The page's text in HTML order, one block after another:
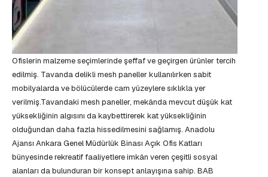
Ofislerin malzeme seçimlerinde şeffaf ve geçirgen ürünler tercih
edilmiş. Tavanda delikli mesh paneller kullanılırken sabit
mobilyalarda ve bölücülerde cam yüzeylere sıklıkla yer
verilmiş.Tavandaki mesh paneller, mekânda mevcut düşük kat
yüksekliğinin algısını da kaybettirerek kat yüksekliğinin
olduğundan daha fazla hissedilmesini sağlamış. Anadolu
Ajansı Ankara Genel Müdürlük Binası Açık Ofis Katları
bünyesinde rekreatif faaliyetlere imkân veren çeşitli sosyal
alanları da bulunduran bir konsept anlayışına sahip. BAB